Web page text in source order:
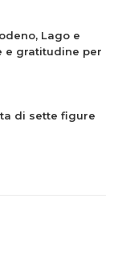
Lago e
e gratitudine per
di sette figure